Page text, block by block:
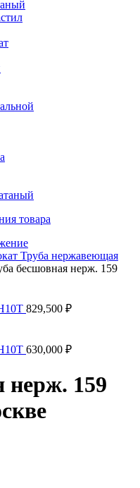
Труба нержавеющая
бесшовная нерж. 159
829,500 ₽
630,000 ₽
нерж. 159